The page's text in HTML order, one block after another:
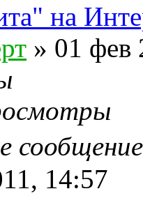
на
» 01 фев
14:57